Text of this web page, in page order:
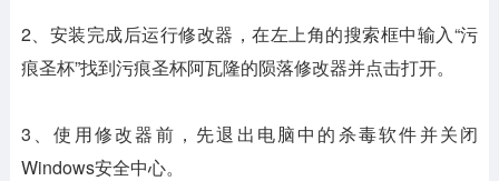
2、安装完成后运行修改器，在左上角的搜索框中输入“污
痕圣杯”找到污痕圣杯阿瓦隆的陨落修改器并点击打开。
3、使用修改器前，先退出电脑中的杀毒软件并关闭
Windows安全中心。